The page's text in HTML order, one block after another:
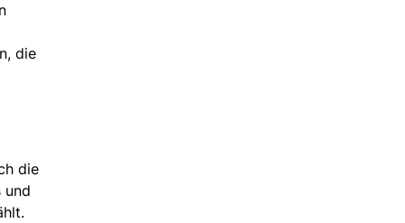
die
die
und